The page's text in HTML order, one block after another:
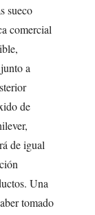
sueco
comercial
a
de
de igual
Una
tomado